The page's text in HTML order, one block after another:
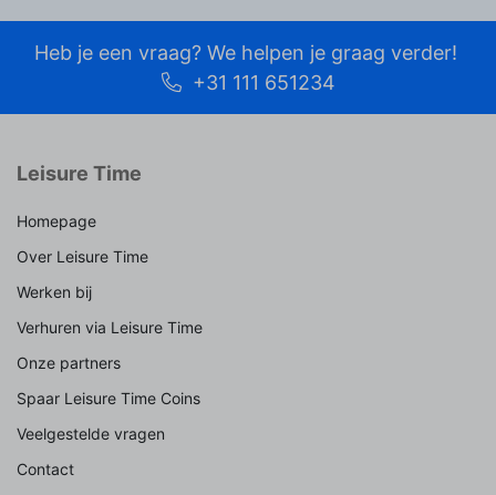
Heb je een vraag? We helpen je graag verder!
+31 111 651234
Leisure Time
Homepage
Over Leisure Time
Werken bij
Verhuren via Leisure Time
Onze partners
Spaar Leisure Time Coins
Veelgestelde vragen
Contact